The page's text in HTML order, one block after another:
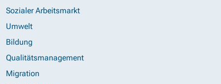
Sozialer Arbeitsmarkt
Umwelt
Bildung
Qualitätsmanagement
Migration